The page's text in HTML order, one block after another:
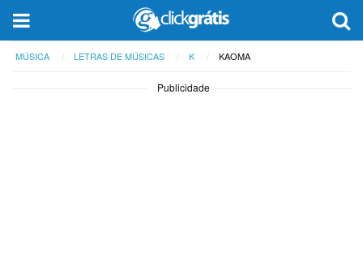
MÚSICA LETRAS DE MÚSICAS K KAOMA
Publicidade